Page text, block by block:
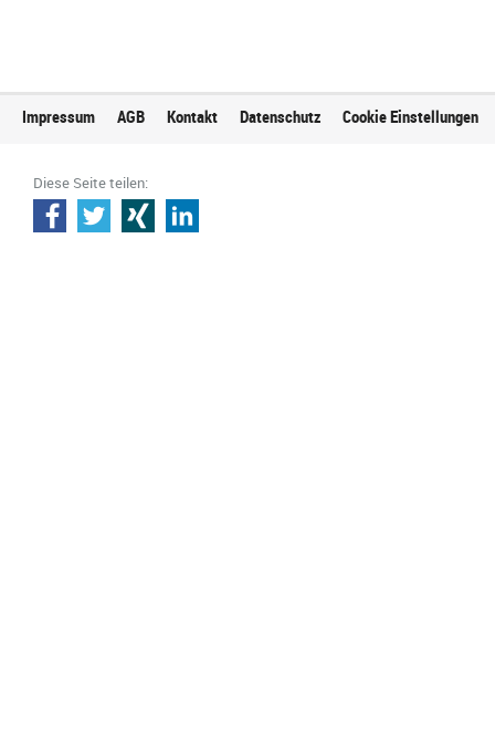
Impressum AGB Kontakt Datenschutz Cookie Einstellungen
Diese Seite teilen: